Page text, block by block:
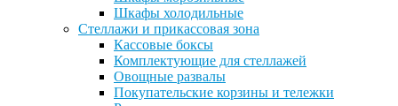
Шкафы холодильные
Стеллажи и прикассовая зона
Кассовые боксы
Комплектующие для стеллажей
Овощные развалы
Покупательские корзины и тележки